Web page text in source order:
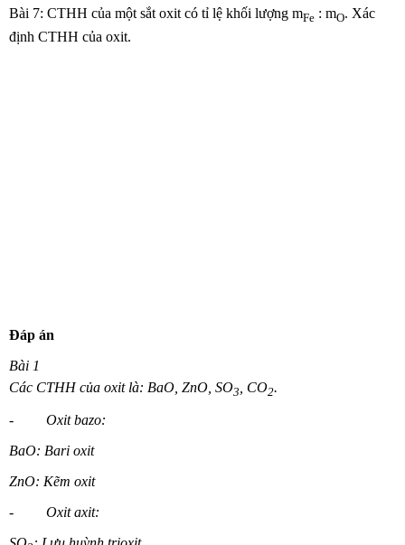
Bài 7: CTHH của một sắt oxit có tỉ lệ khối lượng mFe : mO. Xác
định CTHH của oxit.
Đáp án
Bài 1
Các CTHH của oxit là: BaO, ZnO, SO3 , CO2.
- Oxit bazo:
BaO: Bari oxit
ZnO: Kẽm oxit
- Oxit axit: